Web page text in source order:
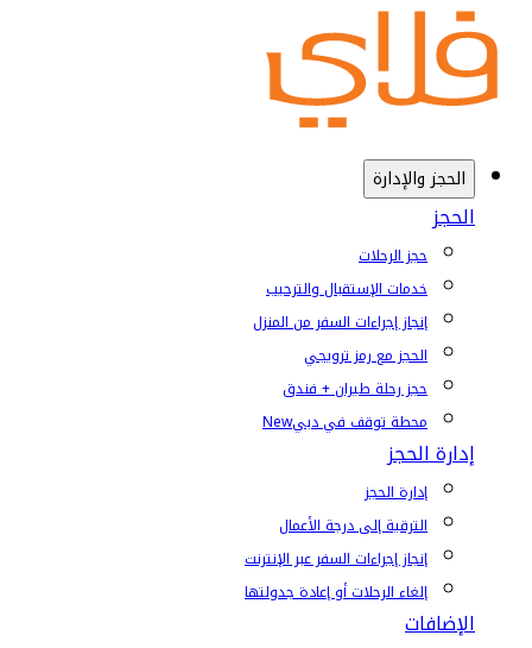
الحجز والإدارة
الحجز
حجز الرحلات
خدمات الإستقبال والترحيب
إنجاز إجراءات السفر من المنزل
الحجز مع رمز ترويجي
حجز رحلة طيران + فندق
محطة توقف في دبيNew
إدارة الحجز
إدارة الحجز
الترقية إلى درجة الأعمال
إنجاز إجراءات السفر عبر الإنترنت
إلغاء الرحلات أو إعادة جدولتها
الإضافات